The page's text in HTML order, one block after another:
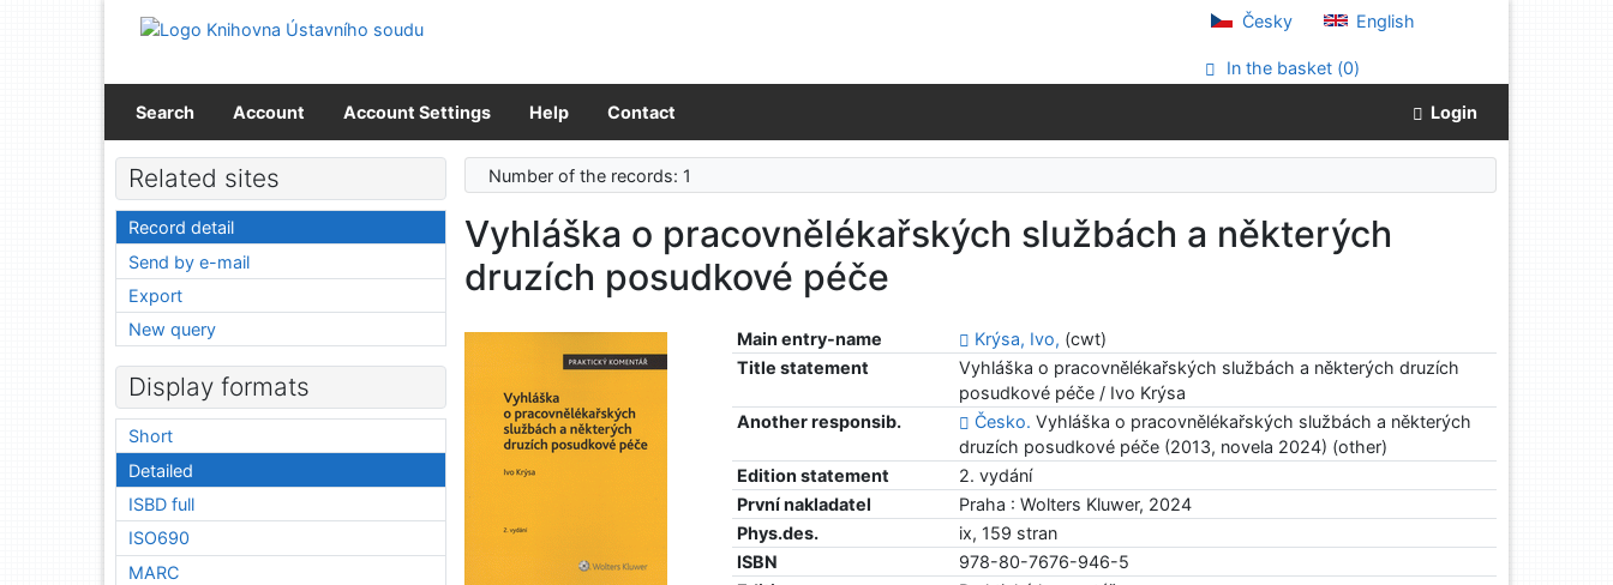
Go to menu
Česky English
In the basket (0)
Search Account Account Settings Help Contact Login
Number of the records: 1
Vyhláška o pracovnělékařských službách a některých
druzích posudkové péče
Main entry-name Krýsa, Ivo, (cwt)
Title statement
Vyhláška o pracovnělékařských službách a některých druzích
posudkové péče / Ivo Krýsa
Another responsib.
Česko. Vyhláška o pracovnělékařských službách a některých
druzích posudkové péče (2013, novela 2024) (other)
Edition statement
2. vydání
První nakladatel
Praha : Wolters Kluwer, 2024
Phys.des.
ix, 159 stran
ISBN
978-80-7676-946-5
Related sites
Record detail
Send by e-mail
Export
New query
Display formats
Short
Detailed
ISBD full
ISO690
MARC